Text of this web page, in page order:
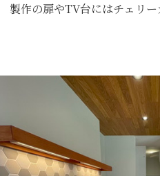
製作の扉やTV台にはチェリー